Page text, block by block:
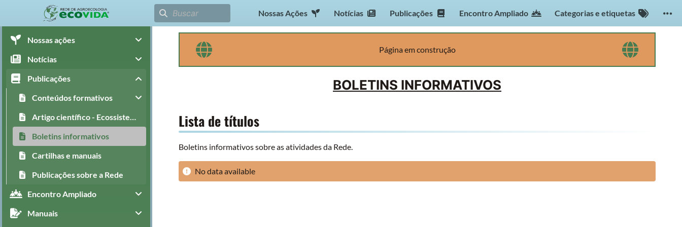
Nossas Ações Notícias Publicações Encontro Ampliado Categorias e etiquetas
Nossas ações
Notícias
Publicações
Conteúdos formativos
Artigo científico - Ecossistema Digital
Boletins informativos
Cartilhas e manuais
Publicações sobre a Rede
Encontro Ampliado
Manuais
Página em construção
BOLETINS INFORMATIVOS
Lista de títulos
Boletins informativos sobre as atividades da Rede.
No data available